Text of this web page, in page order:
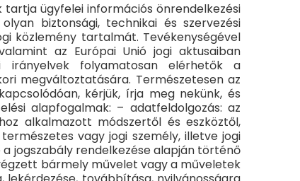
ügyfelei információs önrendelkezési
biztonsági, technikai és szervezési
közlemény tartalmát. Tevékenységével
az Európai Unió jogi aktusaiban
irányelvek folyamatosan elérhetők a
megváltoztatására. Természetesen az
kérjük, írja meg nekünk, és
alapfogalmak: – adatfeldolgozás: az
alkalmazott módszertől és eszköztől,
vagy jogi személy, illetve jogi
jogszabály rendelkezése alapján történő
bármely művelet vagy a műveletek